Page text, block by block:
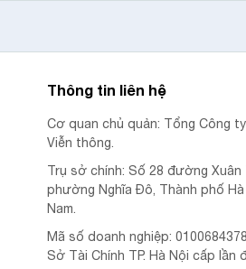
Thông tin liên hệ
Cơ quan chủ quản: Tổng Công
Viễn thông.
Trụ sở chính: Số 28 đường Xuân
phường Nghĩa Đô, Thành phố Hà
Nam.
Mã số doanh nghiệp:
Sở Tài Chính TP. Hà Nội cấp lần